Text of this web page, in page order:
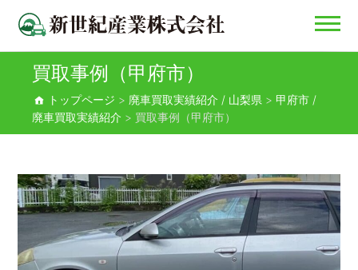
新世紀産業株式会社
買取事例（甲府市）
トップページ > 廃車買取実績紹介 / 山梨県 > 甲府市 /
廃車買取実績紹介 > 買取事例（甲府市）